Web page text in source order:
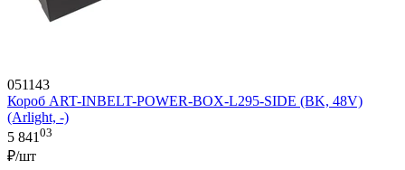
051143
Короб ART-INBELT-POWER-BOX-L295-SIDE (BK, 48V)
(Arlight, -)
5 841 03
₽/шт